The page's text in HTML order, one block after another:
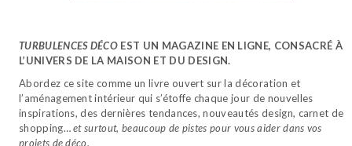
TURBULENCES DÉCO EST UN MAGAZINE EN LIGNE, CONSACRÉ À
L’UNIVERS DE LA MAISON ET DU DESIGN.
Abordez ce site comme un livre ouvert sur la décoration et
l’aménagement intérieur qui s’étoffe chaque jour de nouvelles
inspirations, des dernières tendances, nouveautés design, carnet de
shopping…et surtout, beaucoup de pistes pour vous aider dans vos
projets de déco.